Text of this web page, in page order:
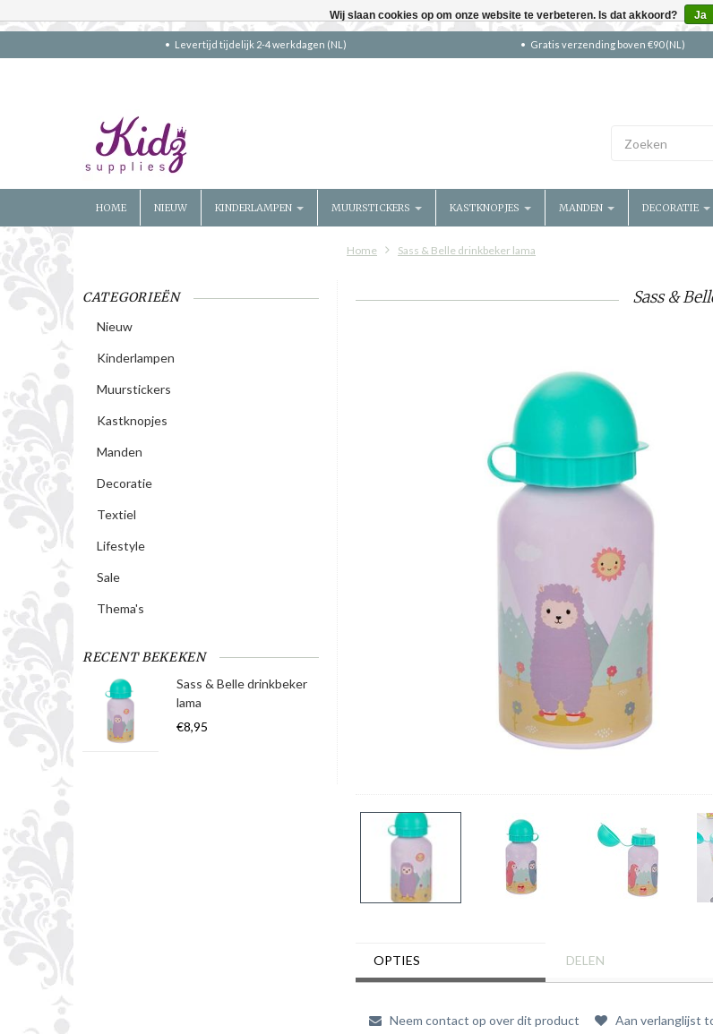
Levertijd tijdelijk 2-4 werkdagen (NL) Gratis verzending boven €90 (NL)
HOME NIEUW KINDERLAMPEN MUURSTICKERS KASTKNOPJES MANDEN DECORATIE
Home Sass & Belle drinkbeker lama
CATEGORIEËN
Nieuw
Kinderlampen
Muurstickers
Kastknopjes
Manden
Decoratie
Textiel
Lifestyle
Sale
Thema's
RECENT BEKEKEN
Sass & Belle drinkbeker
lama
€8,95
Sass &
OPTIES DELEN
Neem contact op over dit product Aan verlanglijst
Wij slaan cookies op om onze website te verbeteren. Is dat akkoord? Ja